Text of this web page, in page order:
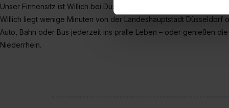
Erlaubnis hierfür kannst du
Verwendungszwecke
Unser Firmensitz ist Willich bei Düsseldorf. Das ist ideal – für
Willich liegt wenige Minuten von der Landeshauptstadt Düsseldorf
Auto, Bahn oder Bus jederzeit ins pralle Leben – oder genießen
Niederrhein.